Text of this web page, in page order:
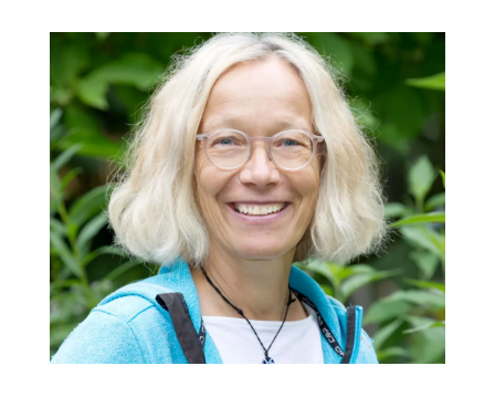
Anja Heinze
Kindergarten Lechauen